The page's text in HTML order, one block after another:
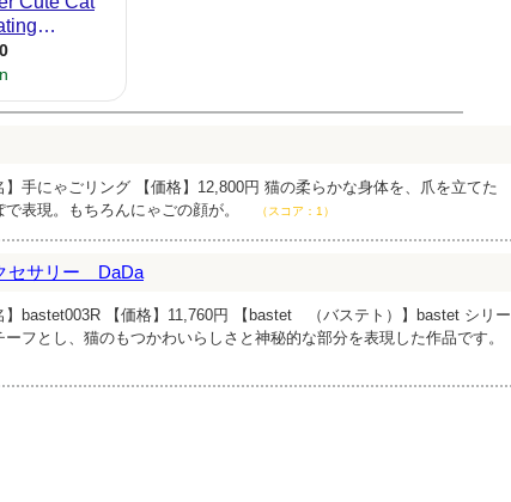
】手にゃごリング 【価格】12,800円 猫の柔らかな身体を、爪を立てた
で表現。もちろんにゃごの顔が。
（スコア：1）
セサリー DaDa
】bastet003R 【価格】11,760円 【bastet （バステト）】bastet シリー
ーフとし、猫のもつかわいらしさと神秘的な部分を表現した作品です。